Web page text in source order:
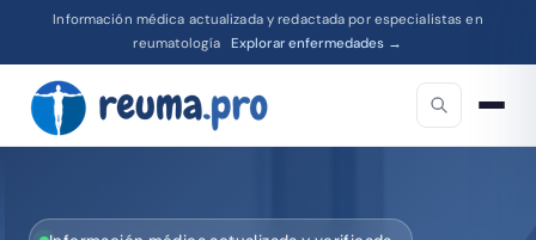
Información médica actualizada y redactada por especialistas en
reumatología Explorar enfermedades →